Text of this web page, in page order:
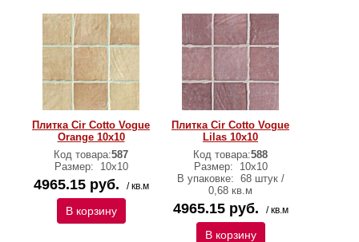
Плитка Cir Cotto Vogue
Orange 10х10
Код товара:587
Размер:
10х10
4965.15 руб. / кв.м
В корзину
Плитка Cir Cotto Vogue
Lilas 10х10
Код товара:588
Размер:
10х10
В упаковке: 68 штук /
0,68 кв.м
4965.15 руб. / кв.м
В корзину